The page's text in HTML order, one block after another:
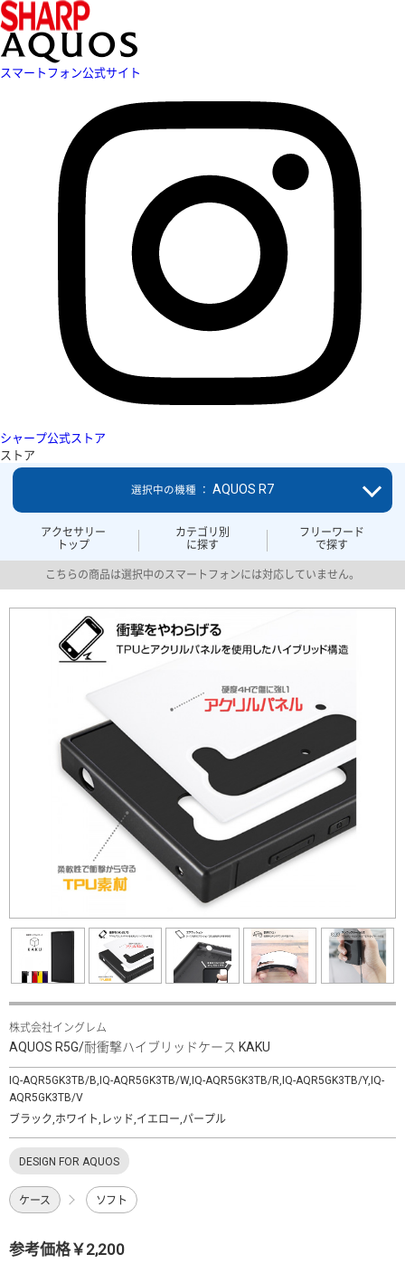
スマートフォン公式サイト
シャープ公式ストア
ストア
アクセサリー
トップ
カテゴリ別
に探す
フリーワード
で探す
選択中の機種 ： AQUOS R7
こちらの商品は選択中のスマートフォンには対応していません。
株式会社イングレム
AQUOS R5G/耐衝撃ハイブリッドケース KAKU
IQ-AQR5GK3TB/B,IQ-AQR5GK3TB/W,IQ-AQR5GK3TB/R,IQ-AQR5GK3TB/Y,IQ-
AQR5GK3TB/V
ブラック,ホワイト,レッド,イエロー,パープル
DESIGN FOR AQUOS
ケース ソフト
参考価格￥2,200